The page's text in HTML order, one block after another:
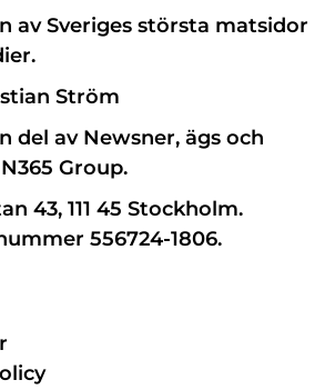
av Sveriges största matsidor
Ström
del av Newsner, ägs och
Group.
43, 111 45 Stockholm.
556724-1806.